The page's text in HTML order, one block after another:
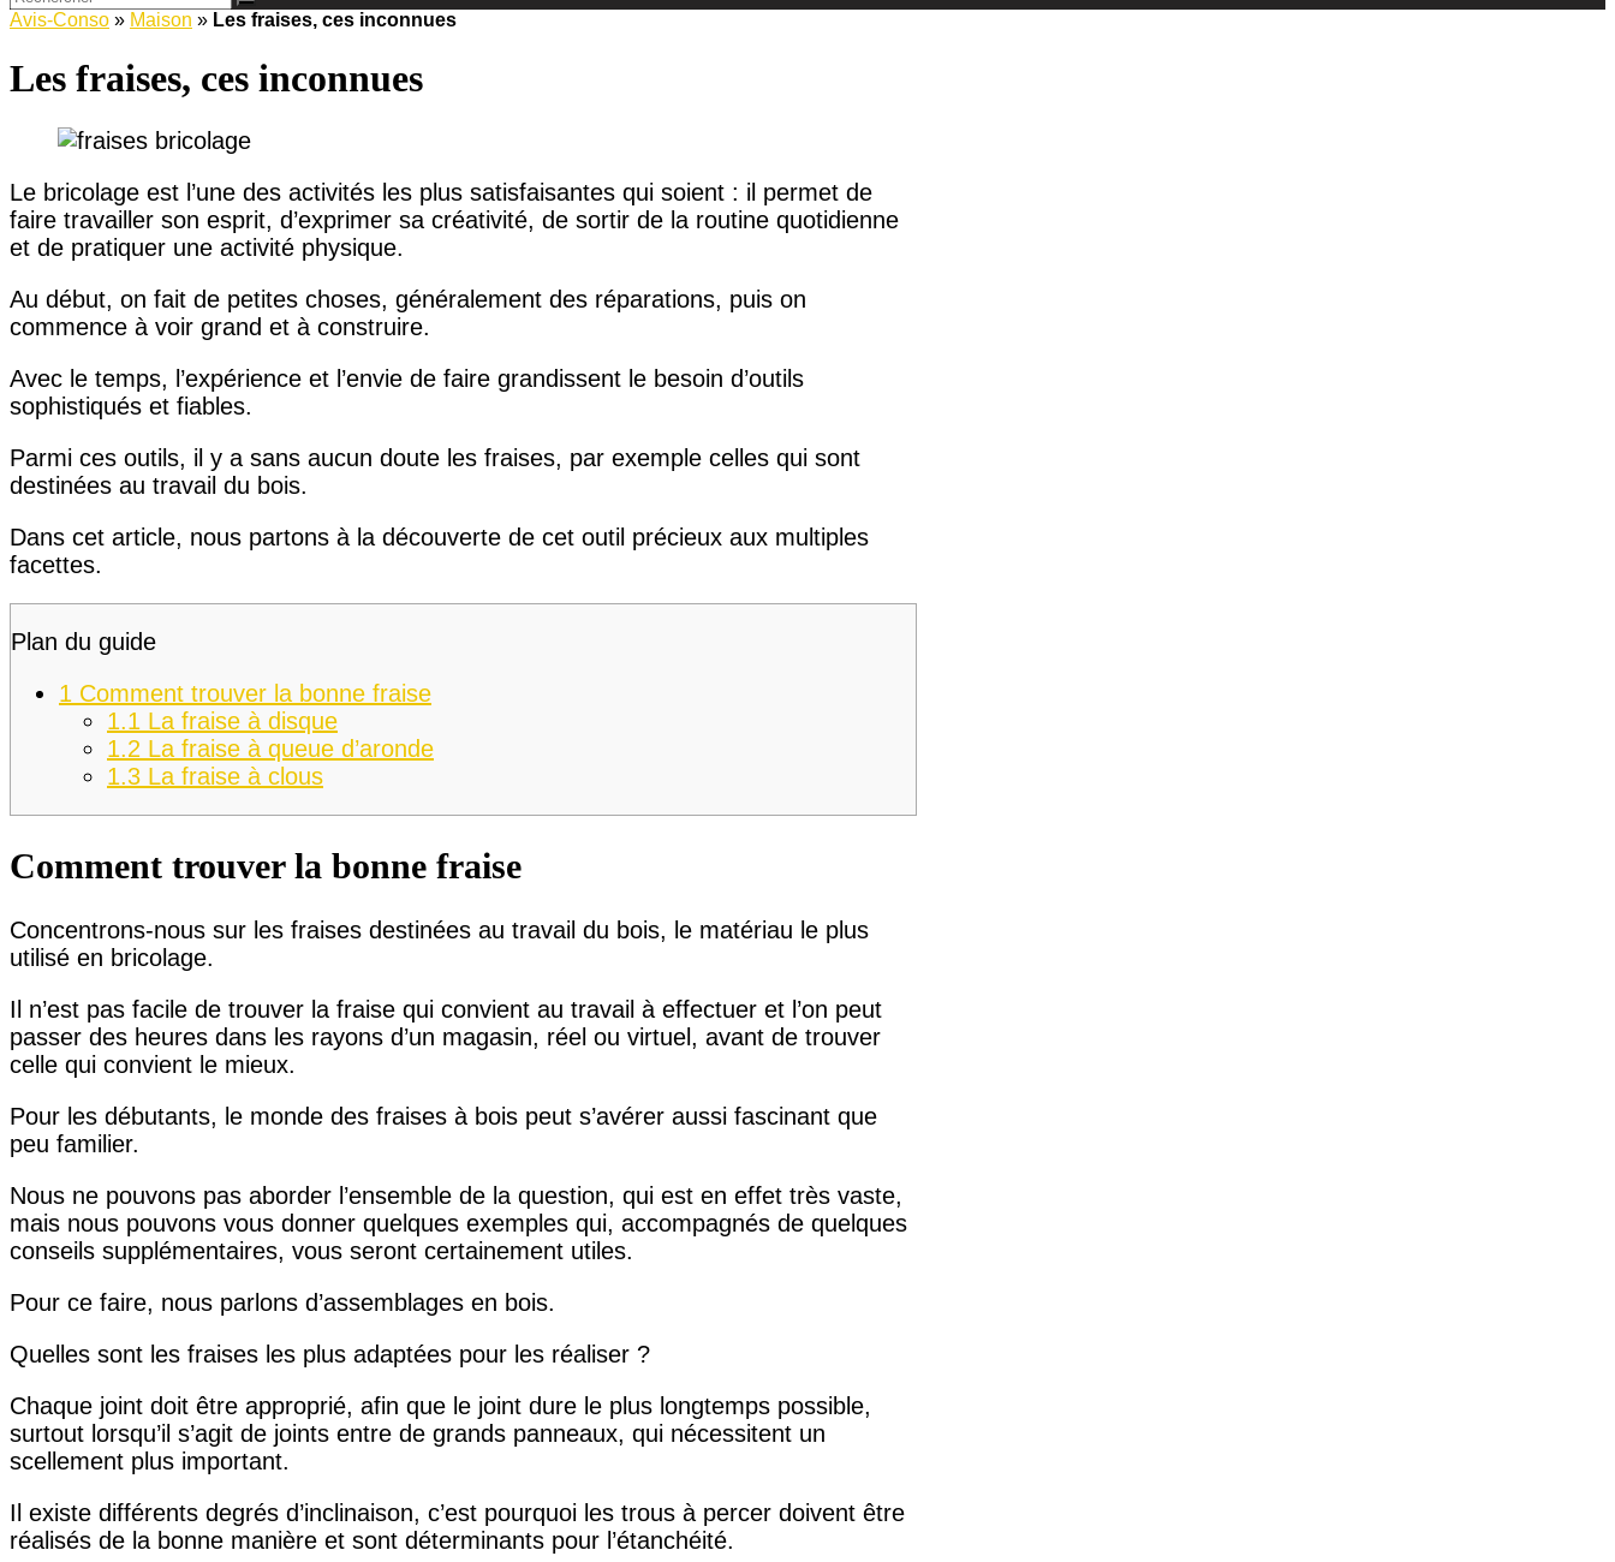
Avis-Conso » Maison » Les fraises, ces inconnues
Les fraises, ces inconnues
Le bricolage est l’une des activités les plus satisfaisantes qui soient : il permet de
faire travailler son esprit, d’exprimer sa créativité, de sortir de la routine quotidienne
et de pratiquer une activité physique.
Au début, on fait de petites choses, généralement des réparations, puis on
commence à voir grand et à construire.
Avec le temps, l’expérience et l’envie de faire grandissent le besoin d’outils
sophistiqués et fiables.
Parmi ces outils, il y a sans aucun doute les fraises, par exemple celles qui sont
destinées au travail du bois.
Dans cet article, nous partons à la découverte de cet outil précieux aux multiples
facettes.
Plan du guide
1 Comment trouver la bonne fraise
1.1 La fraise à disque
1.2 La fraise à queue d’aronde
1.3 La fraise à clous
Comment trouver la bonne fraise
Concentrons-nous sur les fraises destinées au travail du bois, le matériau le plus
utilisé en bricolage.
Il n’est pas facile de trouver la fraise qui convient au travail à effectuer et l’on peut
passer des heures dans les rayons d’un magasin, réel ou virtuel, avant de trouver
celle qui convient le mieux.
Pour les débutants, le monde des fraises à bois peut s’avérer aussi fascinant que
peu familier.
Nous ne pouvons pas aborder l’ensemble de la question, qui est en effet très vaste,
mais nous pouvons vous donner quelques exemples qui, accompagnés de quelques
conseils supplémentaires, vous seront certainement utiles.
Pour ce faire, nous parlons d’assemblages en bois.
Quelles sont les fraises les plus adaptées pour les réaliser ?
Chaque joint doit être approprié, afin que le joint dure le plus longtemps possible,
surtout lorsqu’il s’agit de joints entre de grands panneaux, qui nécessitent un
scellement plus important.
Il existe différents degrés d’inclinaison, c’est pourquoi les trous à percer doivent être
réalisés de la bonne manière et sont déterminants pour l’étanchéité.